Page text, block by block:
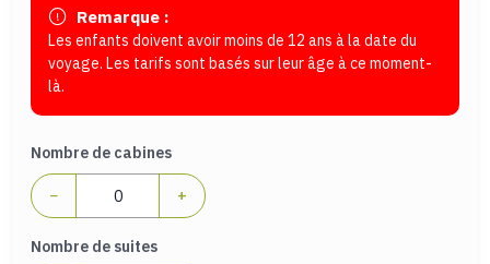
Remarque :
Les enfants doivent avoir moins de 12 ans à la date du
voyage. Les tarifs sont basés sur leur âge à ce moment-
là.
Nombre de cabines
− +
Nombre de suites